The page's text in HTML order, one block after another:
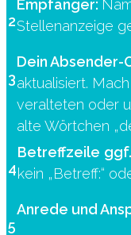
2
Empfänger:
Stellenanzeige
3
Dein Absender-
aktualisiert.
veralteten oder
alte Wörtchen
4
Betreffzeile
kein „Betreff:“
5
Anrede und